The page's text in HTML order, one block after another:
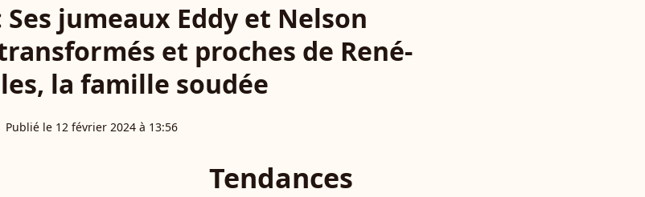
jumeaux Eddy et Nelson
et proches de René-
la famille soudée
Publié le 12 février 2024 à 13:56
Tendances